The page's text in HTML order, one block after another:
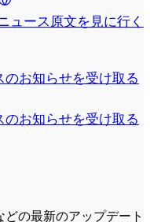
ュース原文を見に行く
お知らせを受け取る
お知らせを受け取る
の最新のアップデート